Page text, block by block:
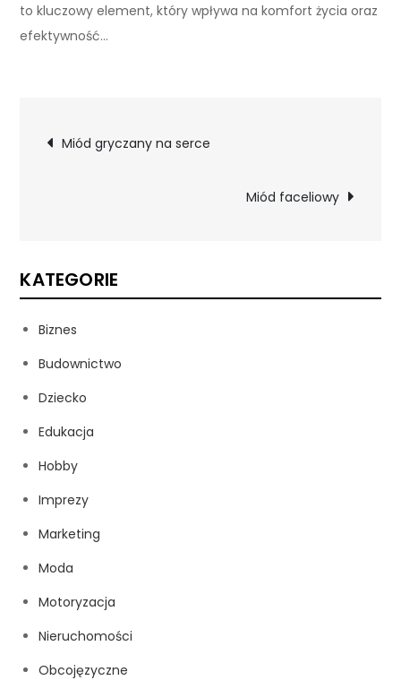
to kluczowy element, który wpływa na komfort życia oraz
efektywność…
Nawigacja
Miód gryczany na serce
Miód faceliowy
KATEGORIE
Biznes
Budownictwo
Dziecko
Edukacja
Hobby
Imprezy
Marketing
Moda
Motoryzacja
Nieruchomości
Obcojęzyczne